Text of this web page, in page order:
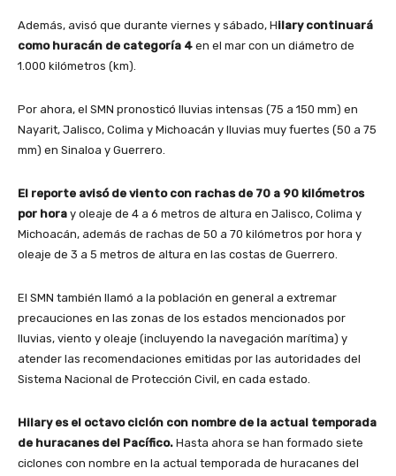
Además, avisó que durante viernes y sábado, Hilary continuará
como huracán de categoría 4 en el mar con un diámetro de
1.000 kilómetros (km).
Por ahora, el SMN pronosticó lluvias intensas (75 a 150 mm) en
Nayarit, Jalisco, Colima y Michoacán y lluvias muy fuertes (50 a 75
mm) en Sinaloa y Guerrero.
El reporte avisó de viento con rachas de 70 a 90 kilómetros
por hora y oleaje de 4 a 6 metros de altura en Jalisco, Colima y
Michoacán, además de rachas de 50 a 70 kilómetros por hora y
oleaje de 3 a 5 metros de altura en las costas de Guerrero.
El SMN también llamó a la población en general a extremar
precauciones en las zonas de los estados mencionados por
lluvias, viento y oleaje (incluyendo la navegación marítima) y
atender las recomendaciones emitidas por las autoridades del
Sistema Nacional de Protección Civil, en cada estado.
Hilary es el octavo ciclón con nombre de la actual temporada
de huracanes del Pacífico. Hasta ahora se han formado siete
ciclones con nombre en la actual temporada de huracanes del